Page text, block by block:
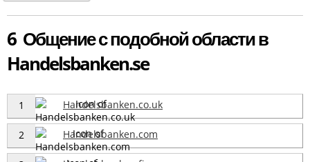
6 Общение с подобной области в
Handelsbanken.se
1 Handelsbanken.co.uk
2 Handelsbanken.com